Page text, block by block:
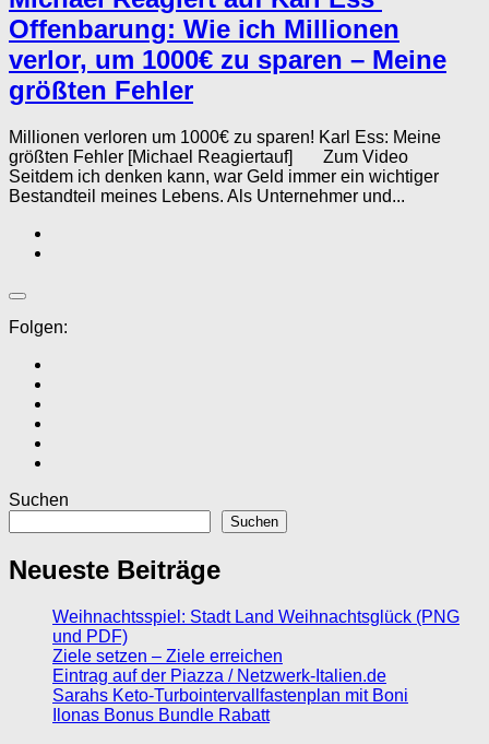
Offenbarung: Wie ich Millionen
verlor, um 1000€ zu sparen – Meine
größten Fehler
Millionen verloren um 1000€ zu sparen! Karl Ess: Meine
größten Fehler [Michael Reagiertauf] Zum Video
Seitdem ich denken kann, war Geld immer ein wichtiger
Bestandteil meines Lebens. Als Unternehmer und...
Folgen:
Suchen
Suchen
Neueste Beiträge
Weihnachtsspiel: Stadt Land Weihnachtsglück (PNG
und PDF)
Ziele setzen – Ziele erreichen
Eintrag auf der Piazza / Netzwerk-Italien.de
Sarahs Keto-Turbointervallfastenplan mit Boni
Ilonas Bonus Bundle Rabatt